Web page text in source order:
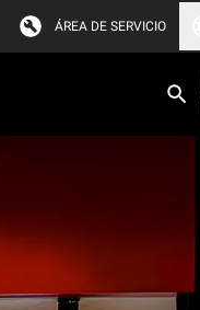
ÁREA DE SERVICIO